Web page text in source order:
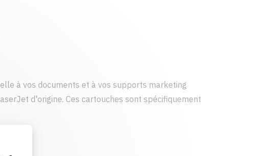
à vos documents et à vos supports marketing
d'origine. Ces cartouches sont spécifiquement